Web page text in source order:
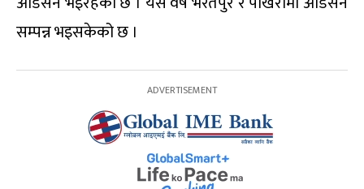
सम्पन्न भइसकेको छ ।